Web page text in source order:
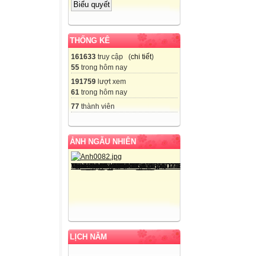
THỐNG KÊ
161633 truy cập (chi tiết)
55 trong hôm nay
191759 lượt xem
61 trong hôm nay
77 thành viên
ẢNH NGẪU NHIÊN
LỊCH NĂM